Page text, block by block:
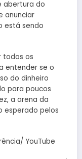
abertura do
anunciar
está sendo
todos os
entender se o
do dinheiro
para poucos
a arena da
esperado pelos
YouTube